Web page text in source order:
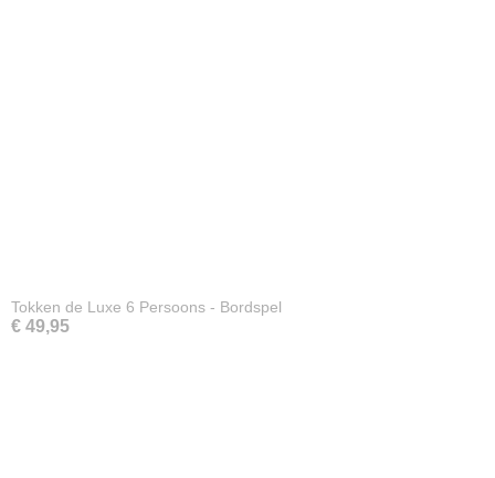
Tokken de Luxe 6 Persoons - Bordspel
€ 49,95